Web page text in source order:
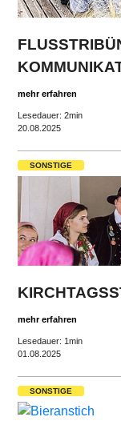
mehr erfahren
Lesedauer: 2min
20.08.2025
SONSTIGE
mehr erfahren
Lesedauer: 1min
01.08.2025
SONSTIGE